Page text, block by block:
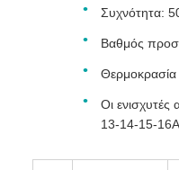
Συχνότητα:
Βαθμός
Οι
13-14-15-